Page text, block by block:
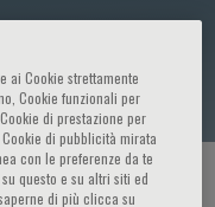
RELATORE
ai Cookie strettamente
Cookie funzionali per
di prestazione per
di pubblicità mirata
con le preferenze da te
questo e su altri siti ed
di più clicca su